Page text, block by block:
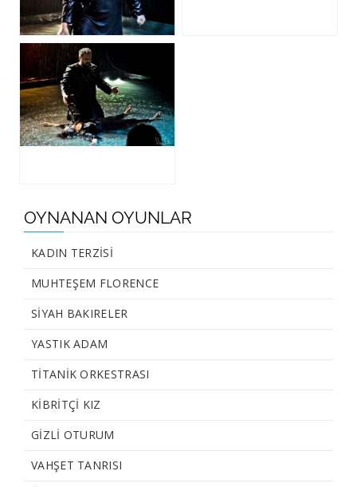
OYNANAN OYUNLAR
KADIN TERZİSİ
MUHTEŞEM FLORENCE
SİYAH BAKIRELER
YASTIK ADAM
TİTANİK ORKESTRASI
KİBRİTÇİ KIZ
GİZLİ OTURUM
VAHŞET TANRISI